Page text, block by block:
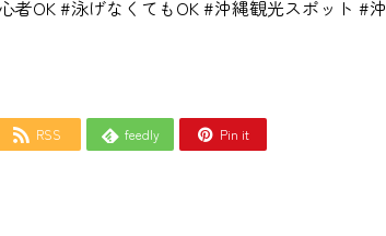
者OK #泳げなくてもOK #沖縄観光スポット #沖
 RSS  feedly  Pin it